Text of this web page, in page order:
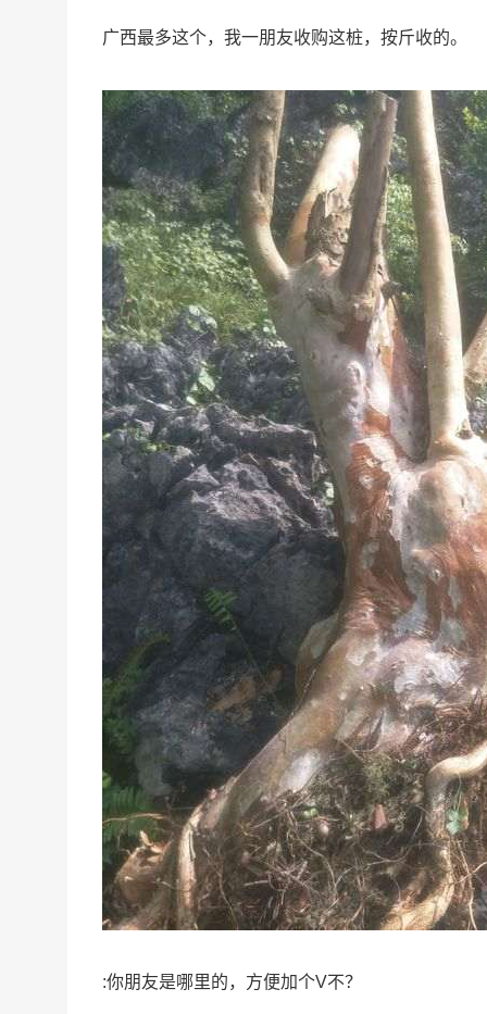
广西最多这个，我一朋友收购这桩，按斤收的。
:你朋友是哪里的，方便加个V不？